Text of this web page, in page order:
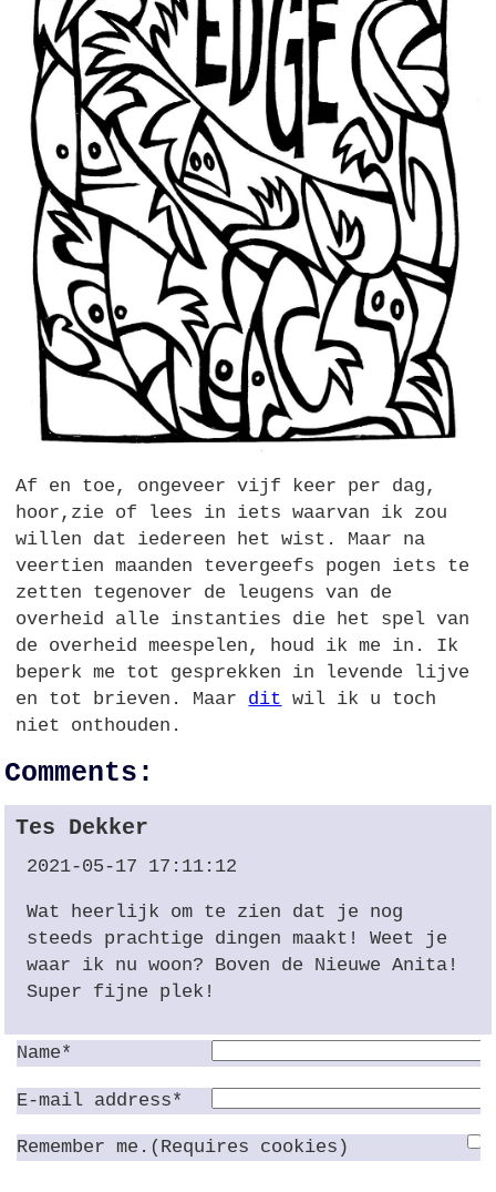
Af en toe, ongeveer vijf keer per dag,
hoor,zie of lees in iets waarvan ik zou
willen dat iedereen het wist. Maar na
veertien maanden tevergeefs pogen iets te
zetten tegenover de leugens van de
overheid alle instanties die het spel van
de overheid meespelen, houd ik me in. Ik
beperk me tot gesprekken in levende lijve
en tot brieven. Maar dit wil ik u toch
niet onthouden.
Comments:
Tes Dekker
2021-05-17 17:11:12
Wat heerlijk om te zien dat je nog
steeds prachtige dingen maakt! Weet je
waar ik nu woon? Boven de Nieuwe Anita!
Super fijne plek!
Name*
E-mail address*
Remember me.(Requires cookies)